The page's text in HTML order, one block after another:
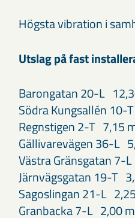
​Högsta vibration i
Utslag på fast
Barongatan 20-L
Södra Kungsallén
Regnstigen 2-T 7,15
Gällivarevägen 36-L
Västra Gränsgatan 7-
Järnvägsgatan 19-T
Sagoslingan 21-L
Granbacka 7-L 2,00